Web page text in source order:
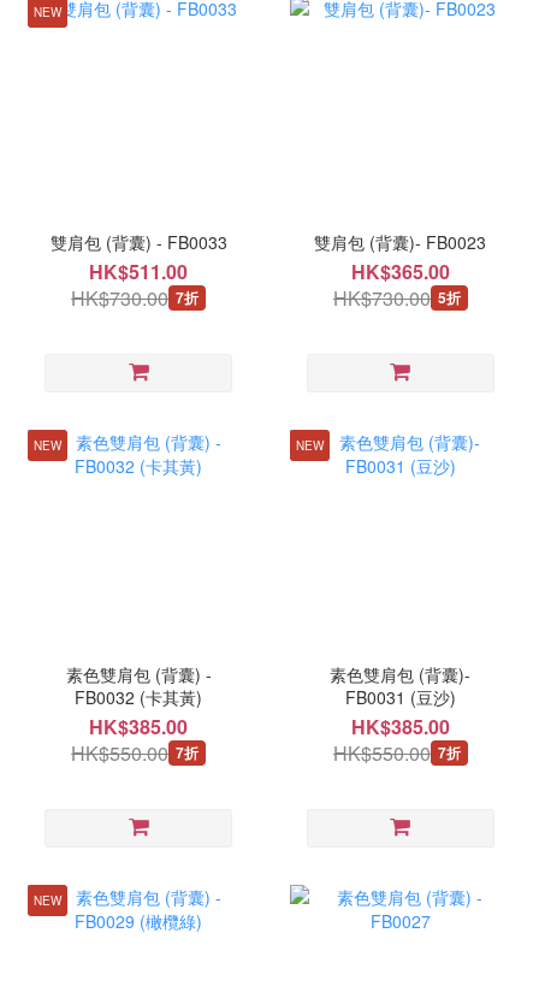
NEW
雙肩包 (背囊) - FB0033
HK$511.00
HK$730.00 7折
雙肩包 (背囊)- FB0023
HK$365.00
HK$730.00 5折
NEW
素色雙肩包 (背囊) -
FB0032 (卡其黃)
HK$385.00
HK$550.00 7折
NEW
素色雙肩包 (背囊)-
FB0031 (豆沙)
HK$385.00
HK$550.00 7折
NEW